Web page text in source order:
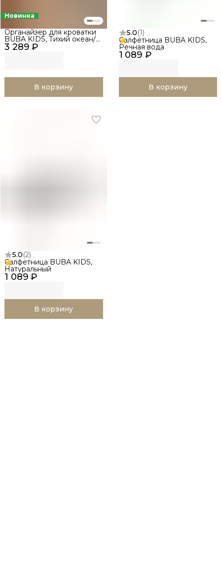
Новинка
3 289 ₽
Органайзер для кроватки
BUBA KIDS, Тихий океан/
Речная вода
В корзину
5.0(1)
1 089 ₽
Салфетница BUBA KIDS,
Речная вода
В корзину
5.0(2)
1 089 ₽
Салфетница BUBA KIDS,
Натуральный
В корзину